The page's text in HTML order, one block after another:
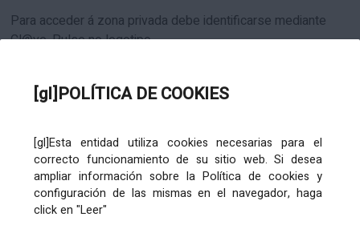
[gl]POLÍTICA DE COOKIES
[gl]Esta entidad utiliza cookies necesarias para el
correcto funcionamiento de su sitio web. Si desea
ampliar información sobre la Política de cookies y
configuración de las mismas en el navegador, haga
click en "Leer"
CARTAFOL CIDADÁN
Para acceder á zona privada debe identificarse mediante
Cl@ve. Pulse no logotipo